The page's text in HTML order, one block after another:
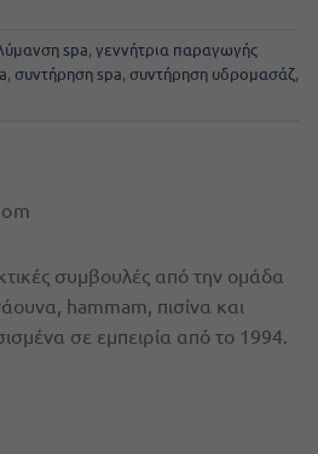
spa, γεννήτρια παραγωγής
, συντήρηση spa, συντήρηση υδρομασάζ,
συμβουλές από την ομάδα
hammam, πισίνα και
σε εμπειρία από το 1994.